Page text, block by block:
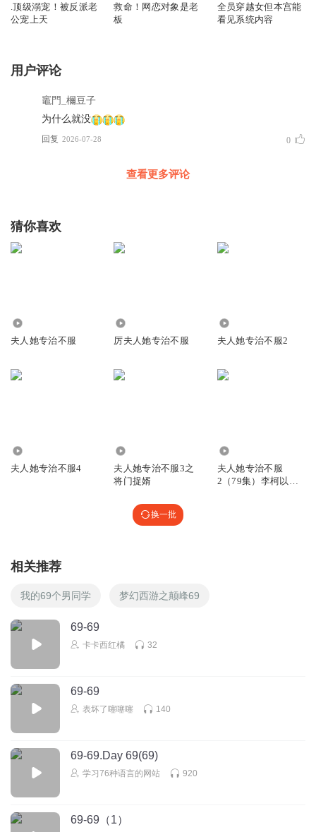
.顶级溺宠！被反派老
公宠上天
救命！网恋对象是老
板
全员穿越女但本宫能
看见系统内容
用户评论
竈門_檷豆子
为什么就没
回复 2026-07-28 0
查看更多评论
猜你喜欢
夫人她专治不服 厉夫人她专治不服 夫人她专治不服2
夫人她专治不服4
夫人她专治不服3之
将门捉婿
夫人她专治不服
2（79集）李柯以&
换一批
相关推荐
我的69个男同学 梦幻西游之颠峰69
69-69
卡卡西红橘 32
69-69
表坏了噻噻噻 140
69-69.Day 69(69)
学习76种语言的网站 920
69-69（1）